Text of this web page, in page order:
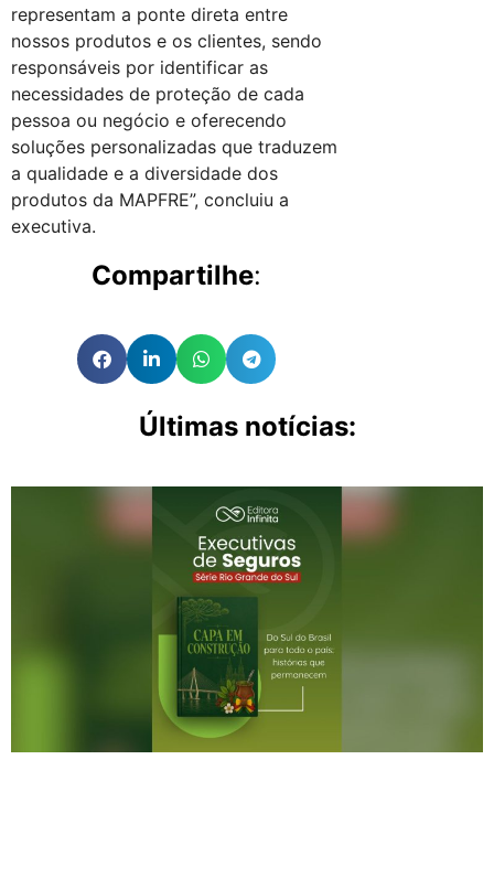
representam a ponte direta entre
nossos produtos e os clientes, sendo
responsáveis por identificar as
necessidades de proteção de cada
pessoa ou negócio e oferecendo
soluções personalizadas que traduzem
a qualidade e a diversidade dos
produtos da MAPFRE”, concluiu a
executiva.
Compartilhe:
Últimas notícias: